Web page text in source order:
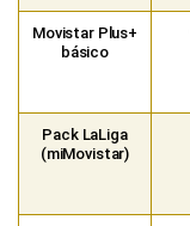
Movistar Plus+
básico
Pack LaLiga
(miMovistar)